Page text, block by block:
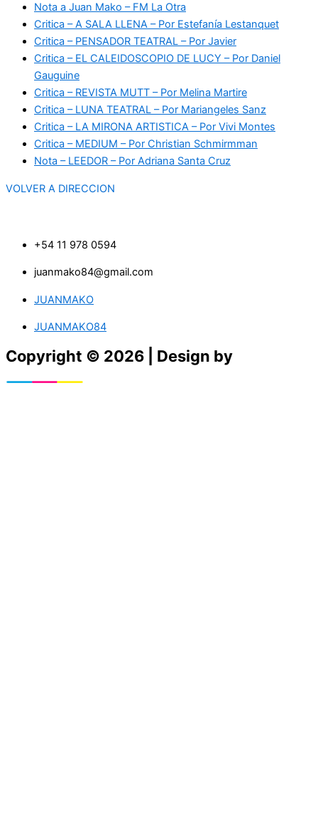
Nota a Juan Mako – FM La Otra
Critica – A SALA LLENA – Por Estefanía Lestanquet
Critica – PENSADOR TEATRAL – Por Javier
Critica – EL CALEIDOSCOPIO DE LUCY – Por Daniel
Gauguine
Critica – REVISTA MUTT – Por Melina Martire
Critica – LUNA TEATRAL – Por Mariangeles Sanz
Critica – LA MIRONA ARTISTICA – Por Vivi Montes
Critica – MEDIUM – Por Christian Schmirmman
Nota – LEEDOR – Por Adriana Santa Cruz
VOLVER A DIRECCION
+54 11 978 0594
juanmako84@gmail.com
JUANMAKO
JUANMAKO84
Copyright © 2026 | Design by